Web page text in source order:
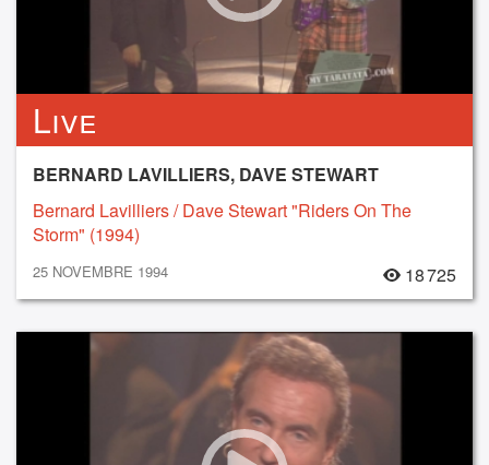
Live
BERNARD LAVILLIERS, DAVE STEWART
Bernard Lavilliers / Dave Stewart "Riders On The
Storm" (1994)
25 NOVEMBRE 1994 18 725